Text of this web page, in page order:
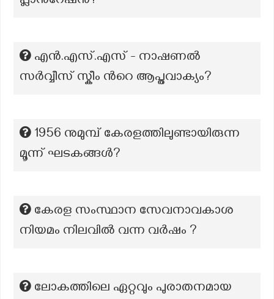
എൻ.എസ്.എസ് - നാഷണൽ
സർവ്വീസ് സ്കീം ന്‍റെ ആപ്തവാക്യം?
1956 നുമുമ്പ് കേരളത്തിലുണ്ടായിരുന്ന
മൂന്ന് ഘടകങ്ങൾ?
കേരള സംസ്ഥാന സേവനാവകാശ
നിയമം നിലവിൽ വന്ന വർഷം ?
ലോകത്തിലെ ഏറ്റവും പുരാതനമായ